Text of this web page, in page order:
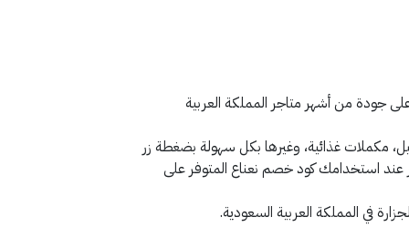
جودة من أشهر متاجر المملكة العربية
مكملات غذائية، وغيرها بكل سهولة بضغطة زر
استخدامك كود خصم نعناع المتوفر على
في المملكة العربية السعودية.